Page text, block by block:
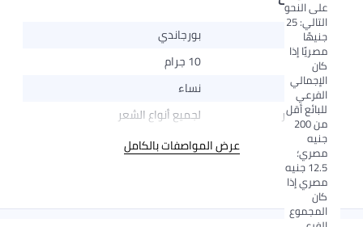
على النحو
التالي: 25
جنيهًا
مصريًا إذا
كان
الإجمالي
الفرعي
للبائع أقل
من 200
جنيه
مصري؛
12.5 جنيه
مصري إذا
كان
المجموع
اللون
بورجاندي
الحجم
10 جرام
الجنس
نساء
تارجت هير
لجميع أنواع الشعر
عرض المواصفات بالكامل